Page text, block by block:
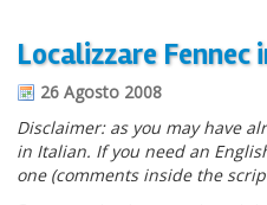
Localizzare Fennec
26 Agosto 2008
Disclaimer: as you may have
in Italian. If you need an
one (comments inside the